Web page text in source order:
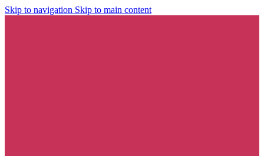
Skip to navigation Skip to main content